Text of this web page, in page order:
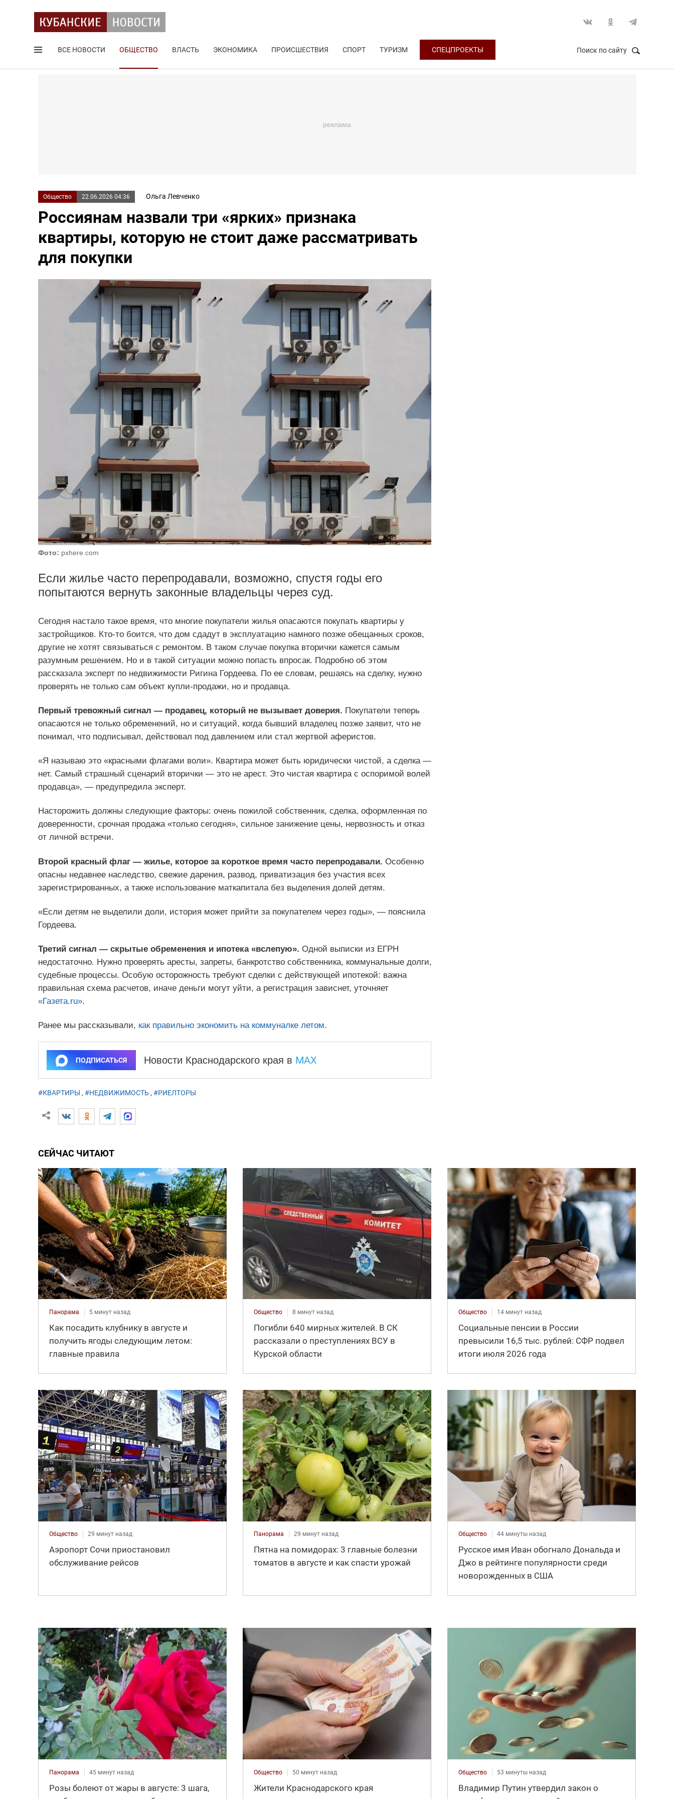
ВСЕ НОВОСТИ ОБЩЕСТВО ВЛАСТЬ ЭКОНОМИКА ПРОИСШЕСТВИЯ СПОРТ ТУРИЗМ СПЕЦПРОЕКТЫ Поиск по сайту
Общество 22.06.2026 04:36 Ольга Левченко
Россиянам назвали три «ярких» признака
квартиры, которую не стоит даже рассматривать
для покупки
Фото: pxhere.com
Если жилье часто перепродавали, возможно, спустя годы его
попытаются вернуть законные владельцы через суд.
Сегодня настало такое время, что многие покупатели жилья опасаются покупать квартиры у
застройщиков. Кто-то боится, что дом сдадут в эксплуатацию намного позже обещанных сроков,
другие не хотят связываться с ремонтом. В таком случае покупка вторички кажется самым
разумным решением. Но и в такой ситуации можно попасть впросак. Подробно об этом
рассказала эксперт по недвижимости Ригина Гордеева. По ее словам, решаясь на сделку, нужно
проверять не только сам объект купли-продажи, но и продавца.
Первый тревожный сигнал — продавец, который не вызывает доверия. Покупатели теперь
опасаются не только обременений, но и ситуаций, когда бывший владелец позже заявит, что не
понимал, что подписывал, действовал под давлением или стал жертвой аферистов.
«Я называю это «красными флагами воли». Квартира может быть юридически чистой, а сделка —
нет. Самый страшный сценарий вторички — это не арест. Это чистая квартира с оспоримой волей
продавца», — предупредила эксперт.
Насторожить должны следующие факторы: очень пожилой собственник, сделка, оформленная по
доверенности, срочная продажа «только сегодня», сильное занижение цены, нервозность и отказ
от личной встречи.
Второй красный флаг — жилье, которое за короткое время часто перепродавали. Особенно
опасны недавнее наследство, свежие дарения, развод, приватизация без участия всех
зарегистрированных, а также использование маткапитала без выделения долей детям.
«Если детям не выделили доли, история может прийти за покупателем через годы», — пояснила
Гордеева.
Третий сигнал — скрытые обременения и ипотека «вслепую». Одной выписки из ЕГРН
недостаточно. Нужно проверять аресты, запреты, банкротство собственника, коммунальные долги,
судебные процессы. Особую осторожность требуют сделки с действующей ипотекой: важна
правильная схема расчетов, иначе деньги могут уйти, а регистрация зависнет, уточняет
«Газета.ru».
Ранее мы рассказывали, как правильно экономить на коммуналке летом.
ПОДПИСАТЬСЯ Новости Краснодарского края в MAX
#КВАРТИРЫ , #НЕДВИЖИМОСТЬ, #РИЕЛТОРЫ
СЕЙЧАС ЧИТАЮТ
Панорама 5 минут назад
Как посадить клубнику в августе и
получить ягоды следующим летом:
главные правила
Общество 8 минут назад
Погибли 640 мирных жителей. В СК
рассказали о преступлениях ВСУ в
Курской области
Общество 14 минут назад
Социальные пенсии в России
превысили 16,5 тыс. рублей: СФР подвел
итоги июля 2026 года
Общество 29 минут назад
Аэропорт Сочи приостановил
обслуживание рейсов
Панорама 29 минут назад
Пятна на помидорах: 3 главные болезни
томатов в августе и как спасти урожай
Общество 44 минуты назад
Русское имя Иван обогнало Дональда и
Джо в рейтинге популярности среди
новорожденных в США
Панорама 45 минут назад
Розы болеют от жары в августе: 3 шага,
Общество 50 минут назад
Жители Краснодарского края
Общество 53 минуты назад
Владимир Путин утвердил закон о